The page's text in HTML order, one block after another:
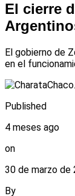
El cierre
El gobierno de
en el
Published
4 meses ago
on
30 de marzo de
By